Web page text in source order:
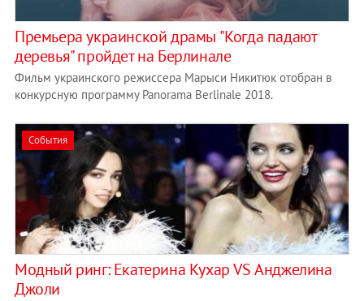
Премьера украинской драмы "Когда падают
деревья" пройдет на Берлинале
Фильм украинского режиссера Марыси Никитюк отобран в
конкурсную программу Panorama Berlinale 2018.
События
Модный ринг: Екатерина Кухар VS Анджелина
Джоли